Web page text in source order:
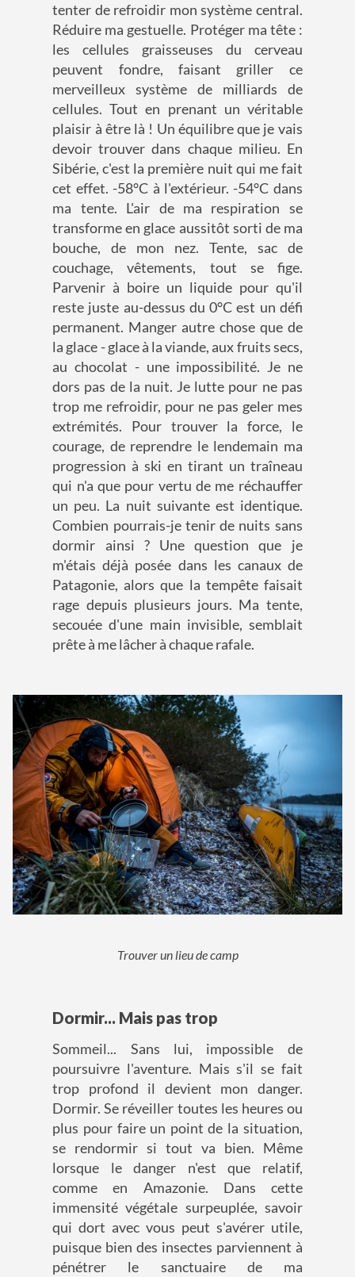
tenter de refroidir mon système central.
Réduire ma gestuelle. Protéger ma tête :
les cellules graisseuses du cerveau
peuvent fondre, faisant griller ce
merveilleux système de milliards de
cellules. Tout en prenant un véritable
plaisir à être là ! Un équilibre que je vais
devoir trouver dans chaque milieu. En
Sibérie, c'est la première nuit qui me fait
cet effet. -58°C à l'extérieur. -54°C dans
ma tente. L'air de ma respiration se
transforme en glace aussitôt sorti de ma
bouche, de mon nez. Tente, sac de
couchage, vêtements, tout se fige.
Parvenir à boire un liquide pour qu'il
reste juste au-dessus du 0°C est un défi
permanent. Manger autre chose que de
la glace - glace à la viande, aux fruits secs,
au chocolat - une impossibilité. Je ne
dors pas de la nuit. Je lutte pour ne pas
trop me refroidir, pour ne pas geler mes
extrémités. Pour trouver la force, le
courage, de reprendre le lendemain ma
progression à ski en tirant un traîneau
qui n'a que pour vertu de me réchauffer
un peu. La nuit suivante est identique.
Combien pourrais-je tenir de nuits sans
dormir ainsi ? Une question que je
m'étais déjà posée dans les canaux de
Patagonie, alors que la tempête faisait
rage depuis plusieurs jours. Ma tente,
secouée d'une main invisible, semblait
prête à me lâcher à chaque rafale.
Trouver un lieu de camp
Dormir... Mais pas trop
Sommeil... Sans lui, impossible de
poursuivre l'aventure. Mais s'il se fait
trop profond il devient mon danger.
Dormir. Se réveiller toutes les heures ou
plus pour faire un point de la situation,
se rendormir si tout va bien. Même
lorsque le danger n'est que relatif,
comme en Amazonie. Dans cette
immensité végétale surpeuplée, savoir
qui dort avec vous peut s'avérer utile,
puisque bien des insectes parviennent à
pénétrer le sanctuaire de ma